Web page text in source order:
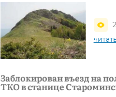
Заблокирован въезд на
ТКО в станице